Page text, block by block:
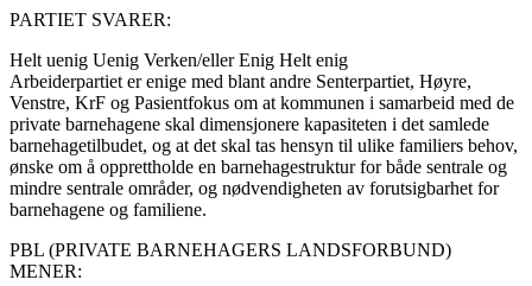
PARTIET SVARER:
Helt uenig Uenig Verken/ellerEnig Helt enig
Arbeiderpartiet er enige med blant andre Senterpartiet, Høyre,
Venstre, KrF og Pasientfokus om at kommunen i samarbeid med de
private barnehagene skal dimensjonere kapasiteten i det samlede
barnehagetilbudet, og at det skal tas hensyn til ulike familiers behov,
ønske om å opprettholde en barnehagestruktur for både sentrale og
mindre sentrale områder, og nødvendigheten av forutsigbarhet for
barnehagene og familiene.
PBL (PRIVATE BARNEHAGERS LANDSFORBUND)
MENER: